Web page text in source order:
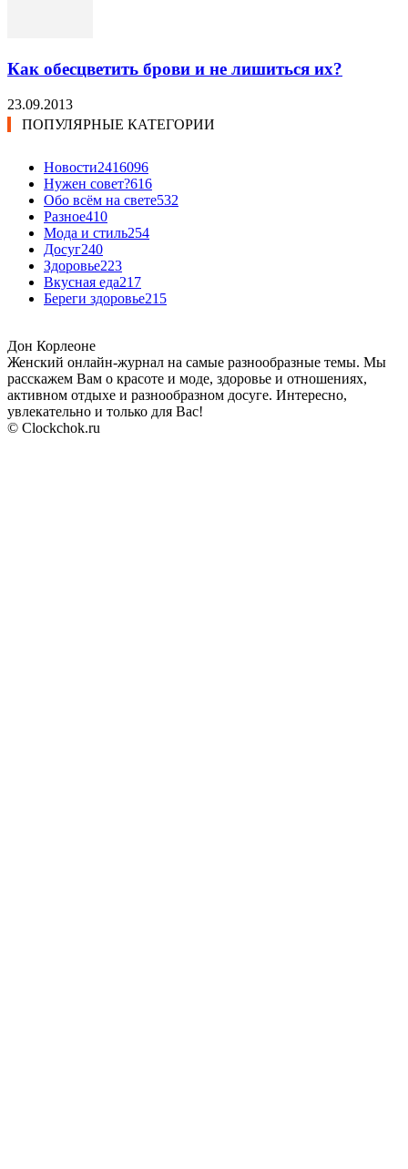
Как обесцветить брови и не лишиться их?
23.09.2013
ПОПУЛЯРНЫЕ КАТЕГОРИИ
Новости2416096
Нужен совет?616
Обо всём на свете532
Разное410
Мода и стиль254
Досуг240
Здоровье223
Вкусная еда217
Береги здоровье215
Дон Корлеоне
Женский онлайн-журнал на самые разнообразные темы. Мы
расскажем Вам о красоте и моде, здоровье и отношениях,
активном отдыхе и разнообразном досуге. Интересно,
увлекательно и только для Вас!
© Clockchok.ru